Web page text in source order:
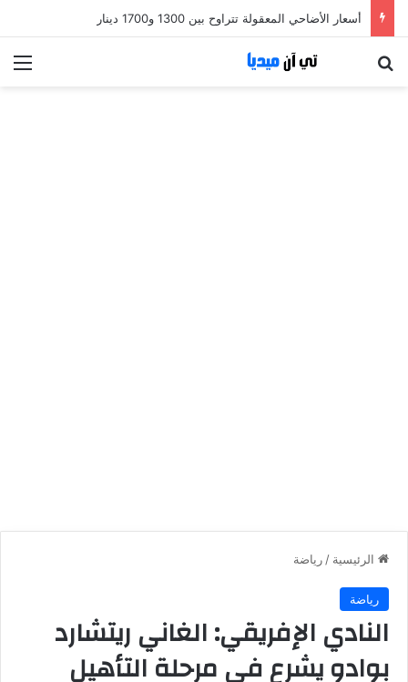
أسعار الأضاحي المعقولة تتراوح بين 1300 و1700 دينار
الرئيسية / رياضة
رياضة
النادي الإفريقي: الغاني ريتشارد
بوادو يشرع في مرحلة التأهيل